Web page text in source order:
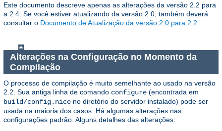
Este documento descreve apenas as alterações da versão 2.2 para
a 2.4. Se você estiver atualizando da versão 2.0, também deverá
consultar o Documento de Atualização da versão 2.0 para 2.2
Alterações na Configuração no Momento da
Compilação
O processo de compilação é muito semelhante ao usado na versão
2.2. Sua antiga linha de comando configure (encontrada em
build/config.nice no diretório do servidor instalado) pode ser
usada na maioria dos casos. Há algumas alterações nas
configurações padrão. Alguns detalhes das alterações: